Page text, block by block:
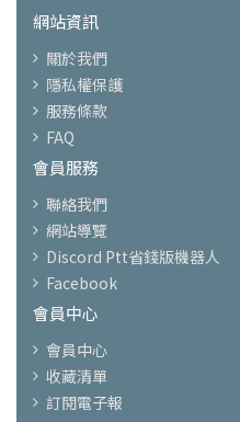
網站資訊
關於我們
隱私權保護
服務條款
FAQ
會員服務
聯絡我們
網站導覽
Discord Ptt省錢版機器人
Facebook
會員中心
會員中心
收藏清單
訂閱電子報